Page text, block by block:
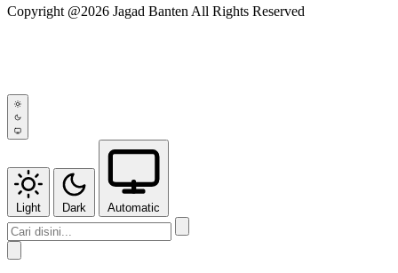
Copyright @2026 Jagad Banten All Rights Reserved
Light Dark Automatic